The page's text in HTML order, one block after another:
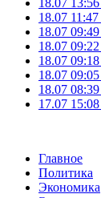
18.07 11:47
18.07 09:49
18.07 09:22
18.07 09:18
18.07 09:05
18.07 08:39
17.07 15:08
Главное
Политика
Экономика